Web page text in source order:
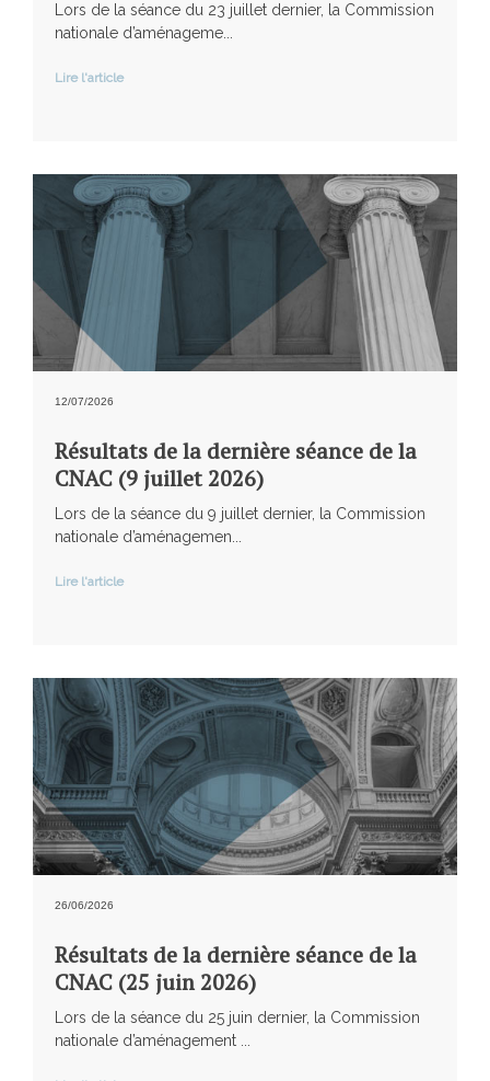
Lors de la séance du 23 juillet dernier, la Commission
nationale d’aménageme...
Lire l'article
12/07/2026
Résultats de la dernière séance de la
CNAC (9 juillet 2026)
Lors de la séance du 9 juillet dernier, la Commission
nationale d’aménagemen...
Lire l'article
26/06/2026
Résultats de la dernière séance de la
CNAC (25 juin 2026)
Lors de la séance du 25 juin dernier, la Commission
nationale d’aménagement ...